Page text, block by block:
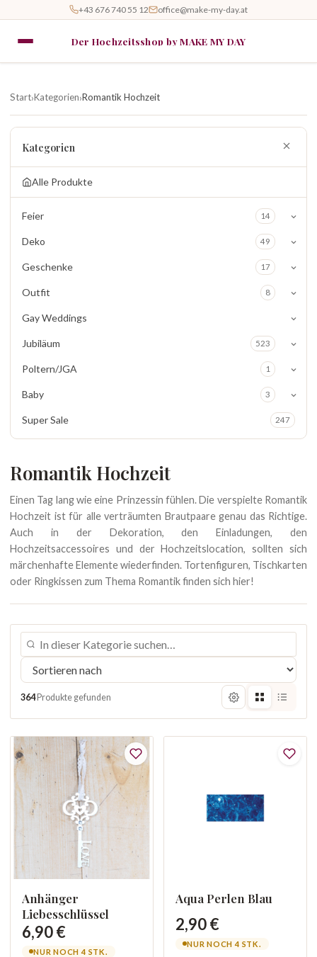
+43 676 740 55 12 office@make-my-day.at
Der Hochzeitsshop by MAKE MY DAY
Start›Kategorien›Romantik Hochzeit
Kategorien
Alle Produkte
Feier 14
Deko 49
Geschenke 17
Outfit 8
Gay Weddings
Jubiläum 523
Poltern/JGA 1
Baby 3
Super Sale 247
Romantik Hochzeit
Einen Tag lang wie eine Prinzessin fühlen. Die verspielte Romantik
Hochzeit ist für alle verträumten Brautpaare genau das Richtige.
Auch in der Dekoration, den Einladungen, den
Hochzeitsaccessoires und der Hochzeitslocation, sollten sich
märchenhafte Elemente wiederfinden. Tortenfiguren, Tischkarten
oder Ringkissen zum Thema Romantik finden sich hier!
364Produkte gefunden
Anhänger
Liebesschlüssel
6,90 €
NUR NOCH 4 STK.
Aqua Perlen Blau
2,90 €
NUR NOCH 4 STK.